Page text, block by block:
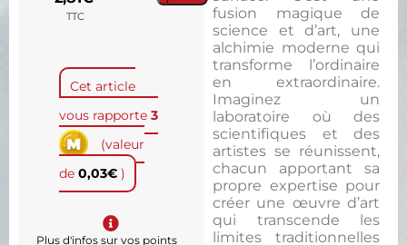
fusion magique de
science et d’art, une
alchimie moderne qui
transforme l’ordinaire
en extraordinaire.
Imaginez un
laboratoire où des
scientifiques et des
artistes se réunissent,
chacun apportant sa
propre expertise pour
créer une œuvre d’art
qui transcende les
limites traditionnelles
TTC
Cet article
vous rapporte 3
(valeur
de 0,03€ )
Plus d'infos sur vos points